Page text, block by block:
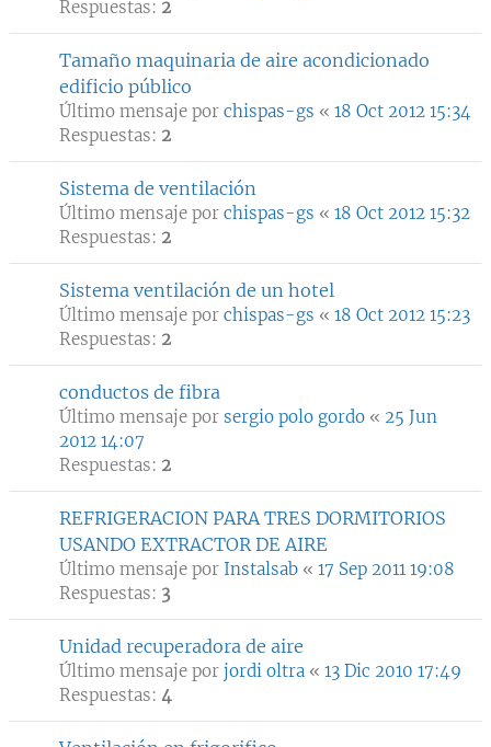
Respuestas: 2
Tamaño maquinaria de aire acondicionado
edificio público
Último mensaje por chispas-gs « 18 Oct 2012 15:34
Respuestas: 2
Sistema de ventilación
Último mensaje por chispas-gs « 18 Oct 2012 15:32
Respuestas: 2
Sistema ventilación de un hotel
Último mensaje por chispas-gs « 18 Oct 2012 15:23
Respuestas: 2
conductos de fibra
Último mensaje por sergio polo gordo « 25 Jun
2012 14:07
Respuestas: 2
REFRIGERACION PARA TRES DORMITORIOS
USANDO EXTRACTOR DE AIRE
Último mensaje por Instalsab « 17 Sep 2011 19:08
Respuestas: 3
Unidad recuperadora de aire
Último mensaje por jordi oltra « 13 Dic 2010 17:49
Respuestas: 4